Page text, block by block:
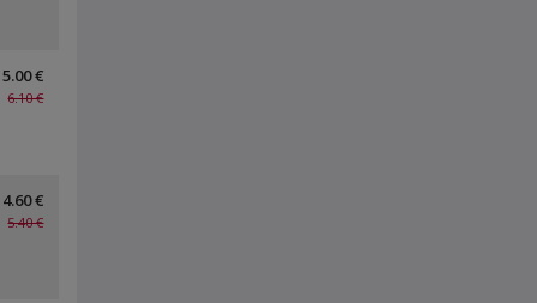
5.00 €
6.10 €
4.60 €
5.40 €